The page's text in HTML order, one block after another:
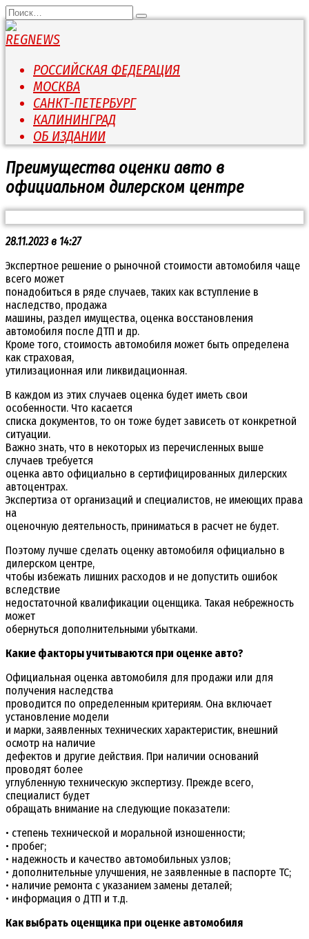
Перейти
к
содержанию
Search
for:
РОССИЙСКАЯ ФЕДЕРАЦИЯ
МОСКВА
САНКТ-ПЕТЕРБУРГ
КАЛИНИНГРАД
ОБ ИЗДАНИИ
Преимущества оценки авто в
официальном дилерском центре
28.11.2023 в 14:27
Экспертное решение о рыночной стоимости автомобиля чаще
всего может
понадобиться в ряде случаев, таких как вступление в
наследство, продажа
машины, раздел имущества, оценка восстановления
автомобиля после ДТП и др.
Кроме того, стоимость автомобиля может быть определена
как страховая,
утилизационная или ликвидационная.
В каждом из этих случаев оценка будет иметь свои
особенности. Что касается
списка документов, то он тоже будет зависеть от конкретной
ситуации.
Важно знать, что в некоторых из перечисленных выше
случаев требуется
оценка авто официально в сертифицированных дилерских
автоцентрах.
Экспертиза от организаций и специалистов, не имеющих права
на
оценочную деятельность, приниматься в расчет не будет.
Поэтому лучше сделать оценку автомобиля официально в
дилерском центре,
чтобы избежать лишних расходов и не допустить ошибок
вследствие
недостаточной квалификации оценщика. Такая небрежность
может
обернуться дополнительными убытками.
Какие факторы учитываются при оценке авто?
Официальная оценка автомобиля для продажи или для
получения наследства
проводится по определенным критериям. Она включает
установление модели
и марки, заявленных технических характеристик, внешний
осмотр на наличие
дефектов и другие действия. При наличии оснований
проводят более
углубленную техническую экспертизу. Прежде всего,
специалист будет
обращать внимание на следующие показатели:
• степень технической и моральной изношенности;
• пробег;
• надежность и качество автомобильных узлов;
• дополнительные улучшения, не заявленные в паспорте ТС;
• наличие ремонта с указанием замены деталей;
• информация о ДТП и т.д.
Как выбрать оценщика при оценке автомобиля